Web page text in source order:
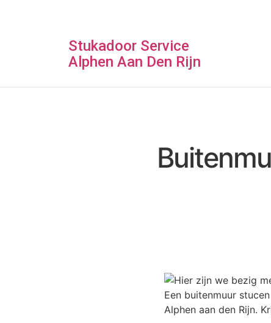
Stukadoor Service
Alphen Aan Den Rijn
Een buitenmuur
Alphen aan den Rijn.